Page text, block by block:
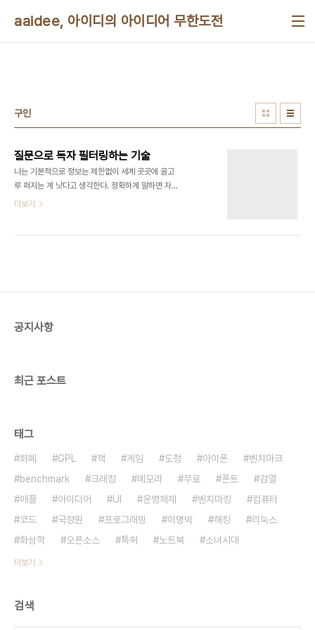
aaidee, 아이디의 아이디어 무한도전
구인
질문으로 독자 필터링하는 기술
나는 기본적으로 정보는 제한없이 세계 곳곳에 골고
루 퍼지는 게 낫다고 생각한다. 정확하게 말하면 자율
적으로 스스로 규제하는 게 맞다고 생각한다. 그럼에
불완전하고 우회가능하긴 한 수준으로 만드는 거다.
더보기
공지사항
최근 포스트
태그
화폐 GPL 책 게임 도청 아이폰
벤치마크
benchmark
크래킹 메모리 무료 폰트
검열
애플
아이디어 UI 운영체제 벤치마킹
컴퓨터
코드
국정원 프로그래밍 이명박 해킹
리눅스
화성학
오픈소스 특허 노트북 소녀시대
더보기
검색